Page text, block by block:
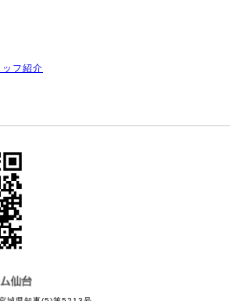
フ紹介